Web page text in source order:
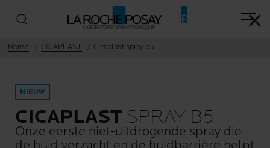
Home CICAPLAST Cicaplast spray b5
NIEUW
CICAPLAST SPRAY B5
Onze eerste niet-uitdrogende spray die
✕